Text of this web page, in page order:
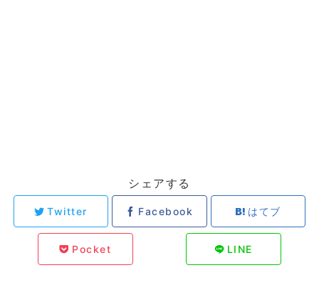
シェアする
Twitter Facebook はてブ
Pocket LINE